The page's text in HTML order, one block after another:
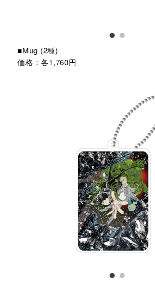
■Mug (2種)
価格：各1,760円